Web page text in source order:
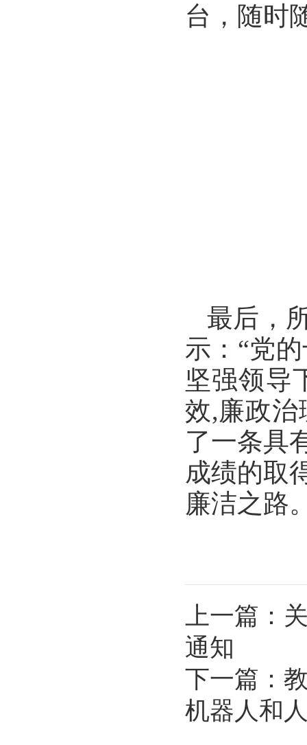
台，随时
最后，
示：“党
坚强领导
效,廉政治
了一条具
成绩的取
廉洁之路
上一篇：
通知
下一篇：
机器人和